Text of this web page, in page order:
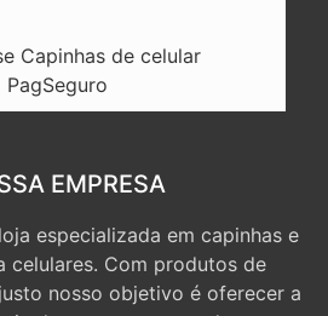
EMPRESA
especializada em capinhas e
celulares. Com produtos de
nosso objetivo é oferecer a